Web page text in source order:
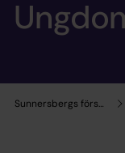
Sunnersbergs församling